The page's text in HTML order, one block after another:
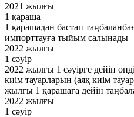
2021 жылғы
1 қараша
1 қарашадан бастап
импорттауға тыйым салынады
2022 жылғы
1 сәуір
2022 жылғы 1 сәуірге дейін
киім тауарларын (аяқ киім
жылғы 1 қарашаға дейін
2022 жылғы
1 сәуір